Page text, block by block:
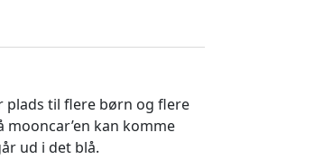
plads til flere børn og flere
mooncar’en kan komme
ud i det blå.